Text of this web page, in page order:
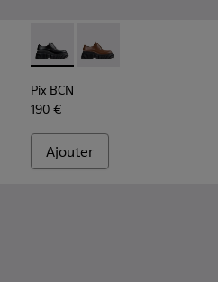
Chaussures semi-ouvertes en
001Pix BCN - K201949-001 -
Pix BCN - K201949-
Pix BCN
190 €
Ajouter